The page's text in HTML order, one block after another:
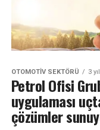
OTOMOTIV SEKTÖRÜ 3
Petrol Ofisi
uygulaması
çözümler